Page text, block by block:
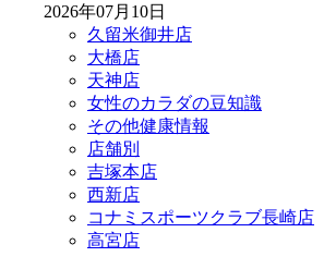
2026年07月10日
久留米御井店
大橋店
天神店
女性のカラダの豆知識
その他健康情報
店舗別
吉塚本店
西新店
コナミスポーツクラブ長崎店
高宮店